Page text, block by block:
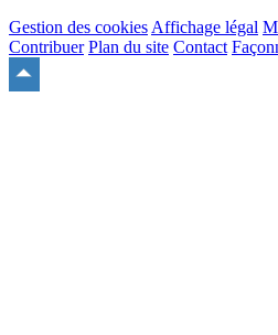
Gestion des cookies Affichage légal
Contribuer Plan du site Contact